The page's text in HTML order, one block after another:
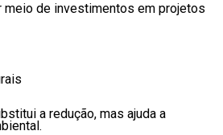
de investimentos em projetos
a redução, mas ajuda a